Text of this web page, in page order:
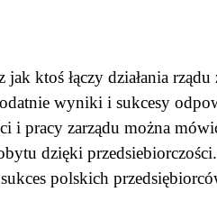
jak ktoś łączy działania
wyniki i sukcesy
i pracy zarządu można
dzięki przedsiebiorczości.
polskich